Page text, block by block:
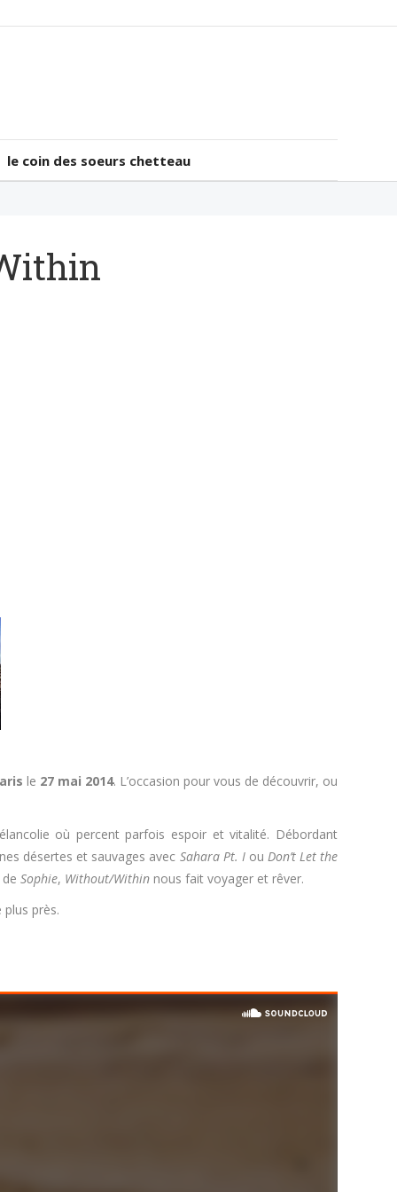
le coin des soeurs chetteau
le 27 mai 2014. L’occasion pour vous de découvrir, ou
où percent parfois espoir et vitalité. Débordant
désertes et sauvages avec Sahara Pt. Iou Don’t Let the
deSophie, Without/Within nous fait voyager et rêver.
près.